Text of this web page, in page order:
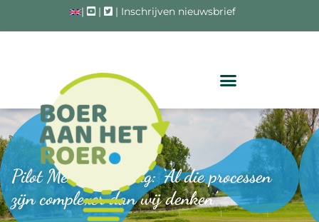
| | | Inschrijven nieuwsbrief
Pilot Mestverbetering: ‘Al die processen
zijn complexer dan wij denken’